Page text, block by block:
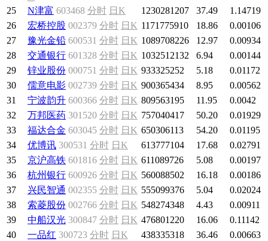
25
N津富 603468 分时 日K 1230281207 37.49
1.14719
26
宏桥控股 002379 分时 日K 1171775910 18.86
0.00106
27
豫光金铅 600531 分时 日K 1089708226 12.97
0.00934
28
交通银行 601328 分时 日K 1032512132 6.94
0.00144
29
锌业股份 000751 分时 日K 933325252 5.18
0.01172
30
儒意电影 002739 分时 日K 900365434 8.95
0.00562
31
宁波韵升 600366 分时 日K 809563195 11.95
0.0042
32
万邦医药 301520 分时 日K 757040417 50.20
0.01929
33
福达合金 603045 分时 日K 650306113 54.20
0.01195
34
优博讯 300531 分时 日K 613777104 17.68
0.02791
35
京沪高铁 601816 分时 日K 611089726 5.08
0.00197
36
杭州银行 600926 分时 日K 560088502 16.18
0.00186
37
兴民智通 002355 分时 日K 555099376 5.04
0.02024
38
索菱股份 002766 分时 日K 548274348 4.43
0.00911
39
中船汉光 300847 分时 日K 476801220 16.06
0.11142
40
一品红 300723 分时 日K 438335318 36.46
0.00663